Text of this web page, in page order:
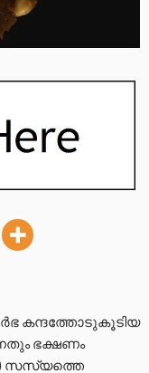
കന്ദത്തോടുകൂടിയ
ഭക്ഷണം
സസ്യത്തെ